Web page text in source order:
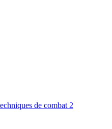
de combat 2